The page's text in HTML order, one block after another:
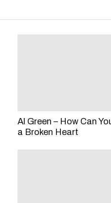
Al Green – How Can
a Broken Heart